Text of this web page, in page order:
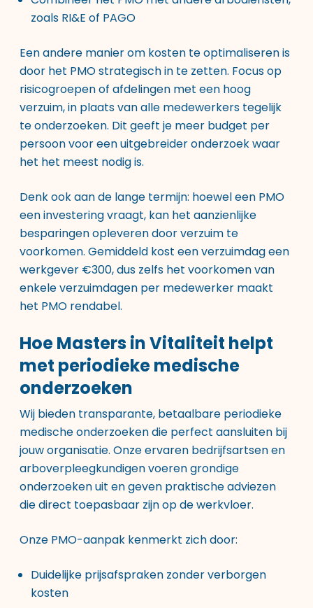
zoals RI&E of PAGO
Een andere manier om kosten te optimaliseren is
door het PMO strategisch in te zetten. Focus op
risicogroepen of afdelingen met een hoog
verzuim, in plaats van alle medewerkers tegelijk
te onderzoeken. Dit geeft je meer budget per
persoon voor een uitgebreider onderzoek waar
het het meest nodig is.
Denk ook aan de lange termijn: hoewel een PMO
een investering vraagt, kan het aanzienlijke
besparingen opleveren door verzuim te
voorkomen. Gemiddeld kost een verzuimdag een
werkgever €300, dus zelfs het voorkomen van
enkele verzuimdagen per medewerker maakt
het PMO rendabel.
Hoe Masters in Vitaliteit helpt
met periodieke medische
onderzoeken
Wij bieden transparante, betaalbare periodieke
medische onderzoeken die perfect aansluiten bij
jouw organisatie. Onze ervaren bedrijfsartsen en
arboverpleegkundigen voeren grondige
onderzoeken uit en geven praktische adviezen
die direct toepasbaar zijn op de werkvloer.
Onze PMO-aanpak kenmerkt zich door:
Duidelijke prijsafspraken zonder verborgen
kosten